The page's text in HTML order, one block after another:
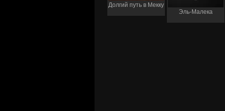
Долгий путь в Мекку
Эль-Малека